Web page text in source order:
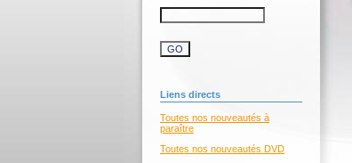
Liens directs
Toutes nos nouveautés à
paraître
Toutes nos nouveautés DVD